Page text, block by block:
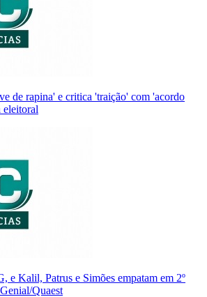
de rapina' e critica 'traição' com 'acordo
eleitoral
e Kalil, Patrus e Simões empatam em 2º
Quaest